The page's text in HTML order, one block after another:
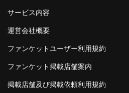
サービス内容
運営会社概要
ファンケットユーザー利用規約
ファンケット掲載店舗案内
掲載店舗及び掲載依頼利用規約